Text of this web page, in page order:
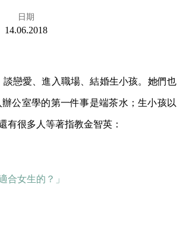
日期
14.06.2018
戀愛、進入職場、結婚生小孩。她們也
公室學的第一件事是端茶水；生小孩以
有很多人等著指教金智英：
合女生的？」